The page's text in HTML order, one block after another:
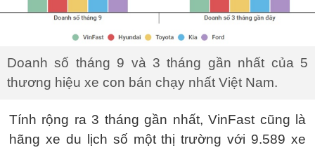
Doanh số tháng 9 và 3 tháng gần nhất của 5
thương hiệu xe con bán chạy nhất Việt Nam.
Tính rộng ra 3 tháng gần nhất, VinFast cũng là
hãng xe du lịch số một thị trường với 9.589 xe